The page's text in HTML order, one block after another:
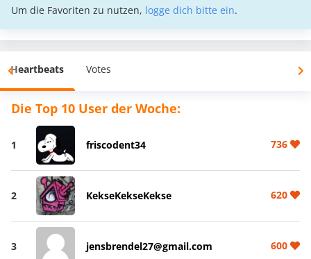
Um die Favoriten zu nutzen, logge dich bitte ein.
Heartbeats Votes
Die Top 10 User der Woche:
1 friscodent34 736
2 KekseKekseKekse 620
3 jensbrendel27@gmail.com 600